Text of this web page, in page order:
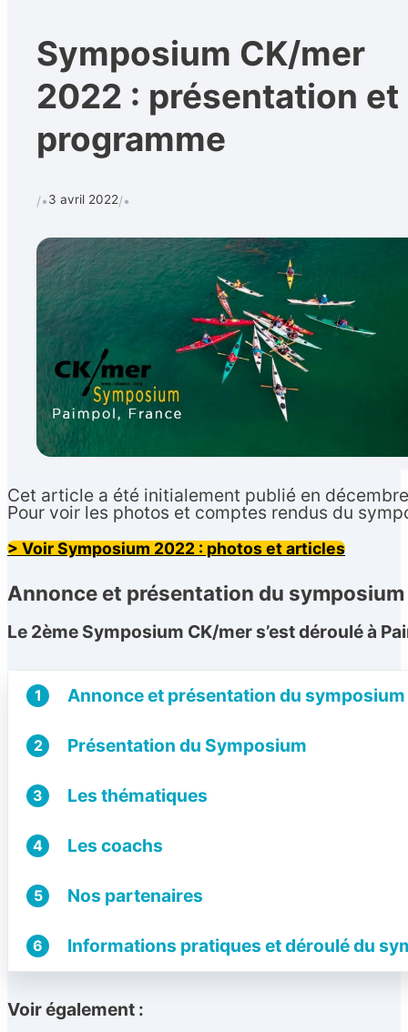
Symposium CK/mer
2022 : présentation et
programme
/•3 avril 2022/•
Cet article a été initialement publié en
Pour voir les photos et comptes rendus du
> VoirSymposium 2022 : photos et articles
Annonce et présentation du symposium
Le 2ème Symposium CK/mer s’est déroulé à
1 Annonce et présentation du symposium
2 Présentation du Symposium
3 Les thématiques
4 Les coachs
5 Nos partenaires
6 Informations pratiques et déroulé du
Voir également :